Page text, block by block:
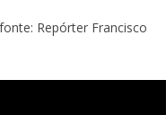
Repórter Francisco